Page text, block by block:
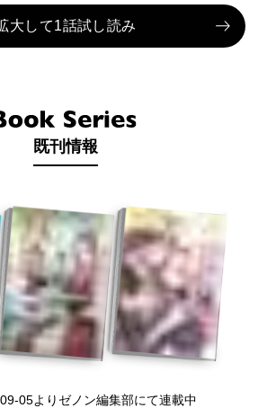
大して1話試し読み
既刊情報
05より ゼノン編集部にて連載中